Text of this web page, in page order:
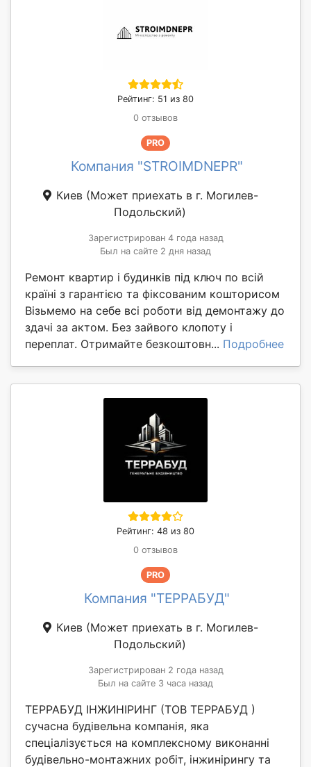
Рейтинг: 51 из 80
0 отзывов
PRO
Компания "STROIMDNEPR"
Киев (Может приехать в г. Могилев-
Подольский)
Зарегистрирован 4 года назад
Был на сайте 2 дня назад
Ремонт квартир і будинків під ключ по всій
країні з гарантією та фіксованим кошторисом
Візьмемо на себе всі роботи від демонтажу до
здачі за актом. Без зайвого клопоту і
переплат. Отримайте безкоштовн... Подробнее
Рейтинг: 48 из 80
0 отзывов
PRO
Компания "ТЕРРАБУД"
Киев (Может приехать в г. Могилев-
Подольский)
Зарегистрирован 2 года назад
Был на сайте 3 часа назад
ТЕРРАБУД ІНЖИНІРИНГ (ТОВ ТЕРРАБУД )
сучасна будівельна компанія, яка
спеціалізується на комплексному виконанні
будівельно-монтажних робіт, інжинірингу та